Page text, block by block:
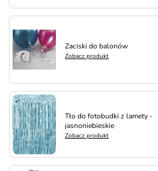
Zaciski do balonów
Zobacz produkt
Tło do fotobudki z lamety -
jasnoniebieskie
Zobacz produkt